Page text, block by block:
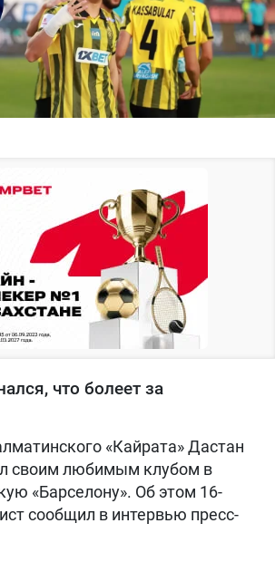
что болеет за
«Кайрата» Дастан
своим любимым клубом в
«Барселону». Об этом 16-
сообщил в интервью пресс-